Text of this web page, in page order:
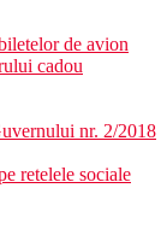
de avion
cadou
nr. 2/2018
retelele sociale